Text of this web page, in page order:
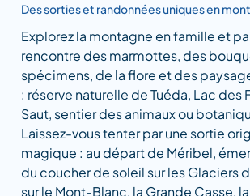
Des sorties et randonnées uniques en
Explorez la montagne en famille et
rencontre des marmottes, des
spécimens, de la flore et des
: réserve naturelle de Tuéda, Lac des
Saut, sentier des animaux ou
Laissez-vous tenter par une sortie
magique : au départ de Méribel,
du coucher de soleil sur les Glaciers
sur le Mont-Blanc, la Grande Casse,